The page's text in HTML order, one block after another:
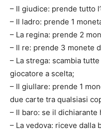
– Il giudice: prende tutto
– Il ladro: prende 1
– La regina: prende 2
– Il re: prende 3 monete
– La strega: scambia
giocatore a scelta;
– Il giullare: prende 1
due carte tra qualsiasi
– Il baro: se il dichiarante
– La vedova: riceve dalla